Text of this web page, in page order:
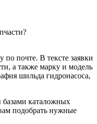
по почте. В тексте заявки
а также марку и модель
шильда гидронасоса,
каталожных
подобрать нужные